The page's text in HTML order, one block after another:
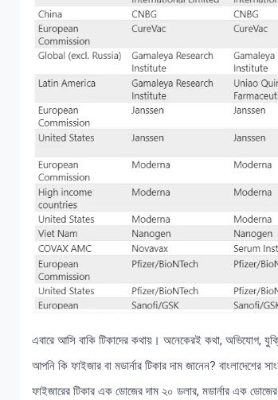
এবারে আসি বাকি টিকাদের কথায়। অনেকেরই কথা, অভিযোগ,
আপনি কি ফাইজার বা মডার্নার টিকার দাম জানেন?
ফাইজারের টিকার এক ডোজের দাম ২০ ডলার, মডার্নার এক ডোজের